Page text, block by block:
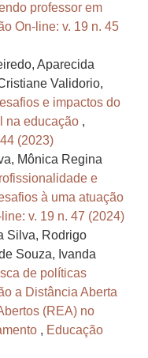
professor em
On-line: v. 19 n. 45
Aparecida
Validorio,
e impactos do
na educação ,
(2023)
Mônica Regina
e
à uma atuação
v. 19 n. 47 (2024)
Silva, Rodrigo
Souza, Ivanda
de políticas
a Distância Aberta
(REA) no
, Educação